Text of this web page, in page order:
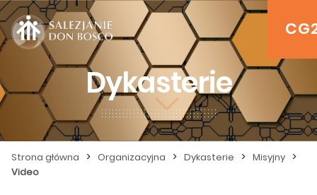
Dykasterie
Strona główna > Organizacyjna > Dykasterie > Misyjny >
Video